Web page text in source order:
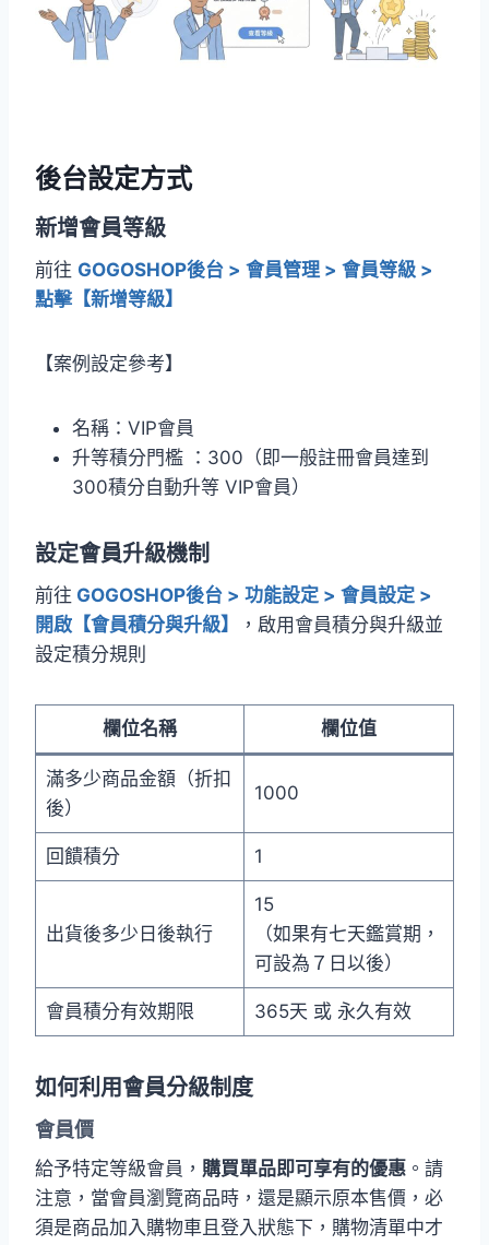
後台設定方式
新增會員等級
前往 GOGOSHOP後台 > 會員管理 > 會員等級 >
點擊【新增等級】
【案例設定參考】
名稱：VIP會員
升等積分門檻 ：300（即一般註冊會員達到
300積分自動升等 VIP會員）
設定會員升級機制
前往 GOGOSHOP後台 > 功能設定 > 會員設定 >
開啟【會員積分與升級】
，啟用會員積分與升級並
設定積分規則
欄位名稱 欄位值
滿多少商品金額（折扣
後）
1000
回饋積分 1
出貨後多少日後執行
15
（如果有七天鑑賞期，
可設為７日以後）
會員積分有效期限 365天 或 永久有效
如何利用會員分級制度
會員價
給予特定等級會員， 購買單品即可享有的優惠 。請
注意，當會員瀏覽商品時，還是顯示原本售價，必
須是商品加入購物車且登入狀態下，購物清單中才